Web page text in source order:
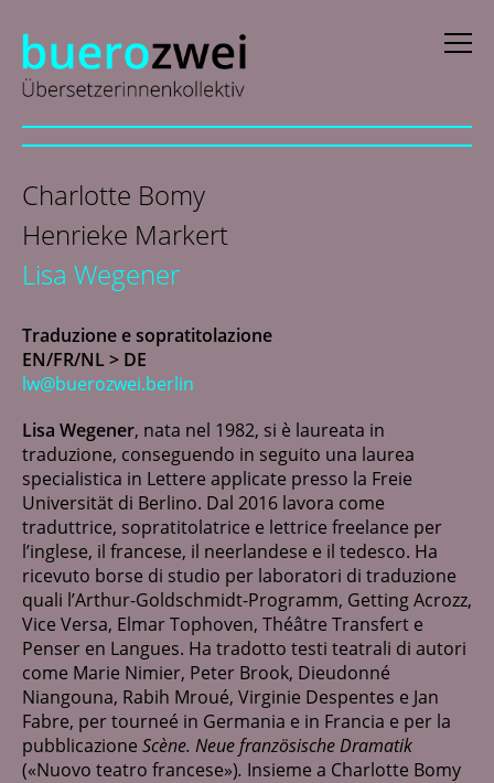
English
f rançais
Nederlands
News
La nostra rete
Contatti
Charlotte Bomy
Henrieke Markert
Lisa Wegener
Traduzione e sopratitolazione
EN/FR/NL > DE
lw@buerozwei.berlin
Lisa Wegener, nata nel 1982, si è laureata in
traduzione, conseguendo in seguito una laurea
specialistica in Lettere applicate presso la Freie
Universität di Berlino. Dal 2016 lavora come
traduttrice, sopratitolatrice e lettrice freelance per
l’inglese, il francese, il neerlandese e il tedesco. Ha
ricevuto borse di studio per laboratori di traduzione
quali l’Arthur-Goldschmidt-Programm, Getting Acrozz,
Vice Versa, Elmar Tophoven, Théâtre Transfert e
Penser en Langues. Ha tradotto testi teatrali di autori
come Marie Nimier, Peter Brook, Dieudonné
Niangouna, Rabih Mroué, Virginie Despentes e Jan
Fabre, per tourneé in Germania e in Francia e per la
pubblicazione Scène. Neue französische Dramatik
(«Nuovo teatro francese»). Insieme a Charlotte Bomy